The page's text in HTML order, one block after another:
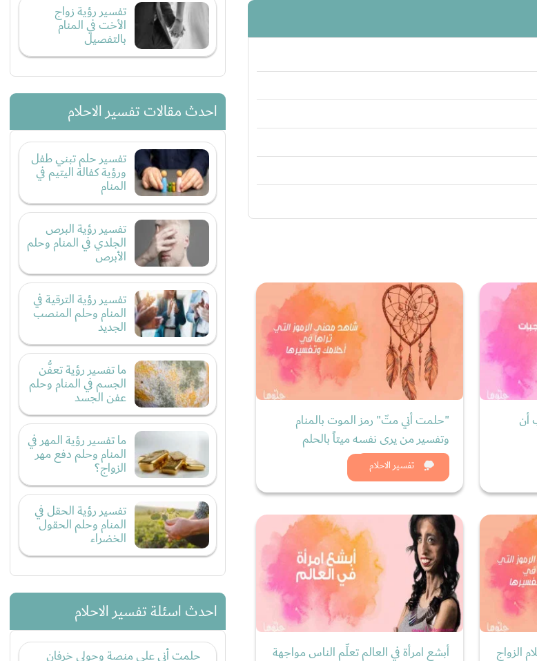
أن
تفسير الاحلام
"حلمت أني متّ" رمز الموت بالمنام
وتفسير من يرى نفسه ميتاً بالحلم
شاهد الان
الزواج
أبشع امرأة في العالم تعلِّم الناس مواجهة
تفسير رؤية زواج
الأخت في المنام
بالتفصيل
احدث مقالات تفسير الاحلام
تفسير حلم تبني طفل
ورؤية كفالة اليتيم في
المنام
تفسير رؤية البرص
الجلدي في المنام وحلم
الأبرص
تفسير رؤية الترقية في
المنام وحلم المنصب
الجديد
ما تفسير رؤية تعفُّن
الجسم في المنام وحلم
عفن الجسد
ما تفسير رؤية المهر في
المنام وحلم دفع مهر
الزواج؟
تفسير رؤية الحقل في
المنام وحلم الحقول
الخضراء
احدث اسئلة تفسير الاحلام
حلمت أني على منصة وحولي خرفان